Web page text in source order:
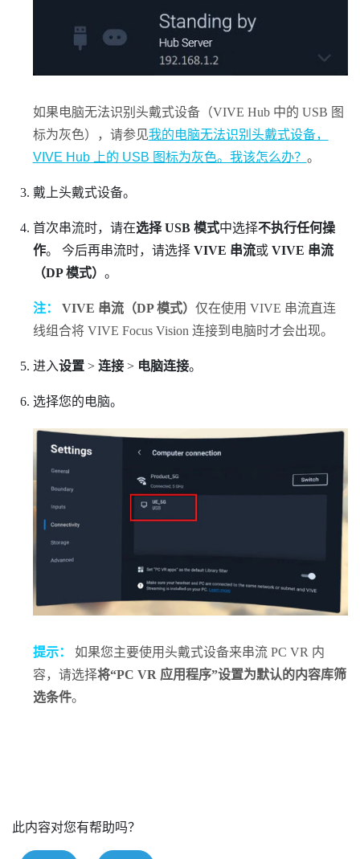
如果电脑无法识别头戴式设备（VIVE Hub中的 USB 图
标为灰色），请参见我的电脑无法识别头戴式设备，
VIVE Hub 上的 USB 图标为灰色。我该怎么办？ 。
戴上头戴式设备。
首次串流时，请在选择 USB 模式中选择不执行任何操
作。 今后再串流时，请选择 VIVE 串流或 VIVE 串流
（DP 模式） 。
注： VIVE 串流（DP 模式） 仅在使用 VIVE 串流直连
线组合将 VIVE Focus Vision 连接到电脑时才会出现。
进入设置> 连接> 电脑连接。
选择您的电脑。
提示：
如果您主要使用头戴式设备来串流 PC VR 内
容，请选择将“PC VR 应用程序”设置为默认的内容库筛
选条件。
此内容对您有帮助吗？